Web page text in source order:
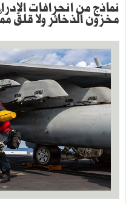
نماذج من انحرافات
مخزون الذخائر ولا قلق ممَّا